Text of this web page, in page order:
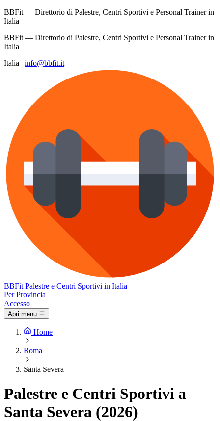
BBFit — Direttorio di Palestre, Centri Sportivi e Personal Trainer in
Italia
BBFit — Direttorio di Palestre, Centri Sportivi e Personal Trainer in
Italia
Italia | info@bbfit.it
BBFit Palestre e Centri Sportivi in Italia
Per Provincia
Accesso
Apri menu
Home
Roma
Santa Severa
Palestre e Centri Sportivi a
Santa Severa (2026)